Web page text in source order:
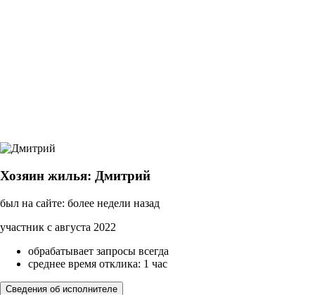
Хозяин жилья: Дмитрий
был на сайте: более недели назад
участник с августа 2022
обрабатывает запросы всегда
среднее время отклика: 1 час
Сведения об исполнителе